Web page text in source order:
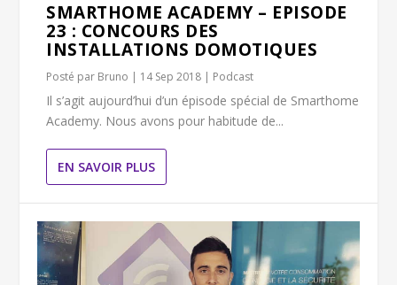
SMARTHOME ACADEMY – EPISODE
23 : CONCOURS DES
INSTALLATIONS DOMOTIQUES
Posté par Bruno | 14 Sep 2018 | Podcast
Il s’agit aujourd’hui d’un épisode spécial de Smarthome
Academy. Nous avons pour habitude de...
EN SAVOIR PLUS